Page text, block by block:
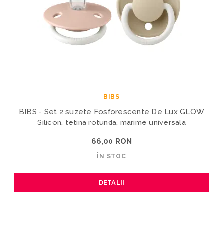
BIBS
BIBS - Set 2 suzete Fosforescente De Lux GLOW
Silicon, tetina rotunda, marime universala
66,00 RON
ÎN STOC
DETALII